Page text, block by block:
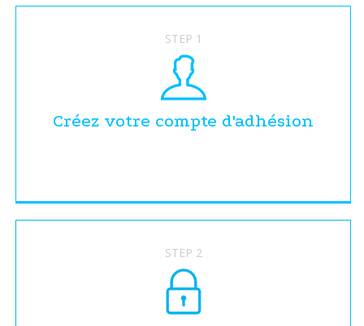
STEP 1
Créez votre compte d'adhésion
STEP 2